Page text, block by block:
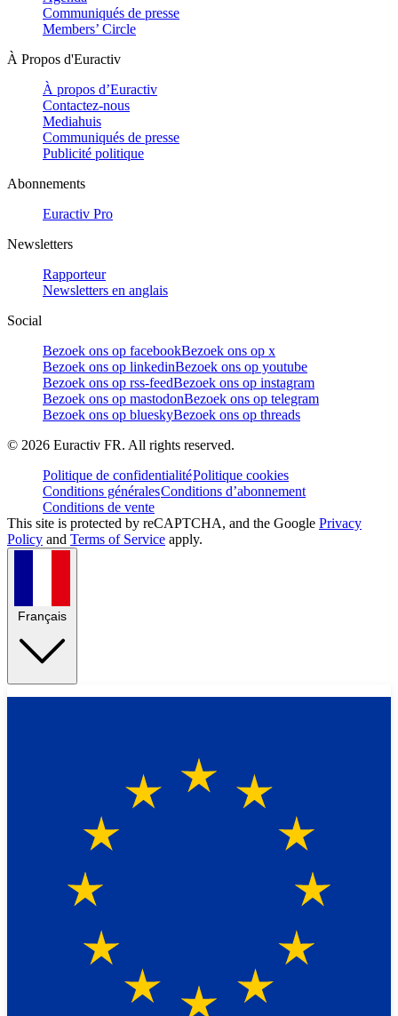
Communiqués de presse
Members’ Circle
À Propos d'Euractiv
À propos d’Euractiv
Contactez-nous
Mediahuis
Communiqués de presse
Publicité politique
Abonnements
Euractiv Pro
Newsletters
Rapporteur
Newsletters en anglais
Social
Bezoek ons op facebookBezoek ons op x
Bezoek ons op linkedinBezoek ons op youtube
Bezoek ons op rss-feedBezoek ons op instagram
Bezoek ons op mastodonBezoek ons op telegram
Bezoek ons op blueskyBezoek ons op threads
© 2026 Euractiv FR. All rights reserved.
Politique de confidentialitéPolitique cookies
Conditions généralesConditions d’abonnement
Conditions de vente
This site is protected by reCAPTCHA, and the Google Privacy
Policy and Terms of Service apply.
Français